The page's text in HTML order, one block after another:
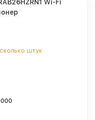
Wi-Fi
штук